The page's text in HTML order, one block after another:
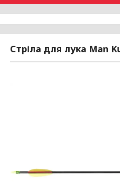
Стріла для лука Man